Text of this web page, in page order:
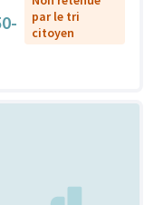
par le tri
citoyen